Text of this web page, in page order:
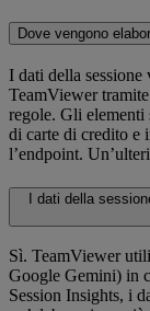
Dove vengono
I dati della
TeamViewer
regole. Gli
di carte di credito e
l’endpoint.
I dati della
Sì. TeamViewer
Google Gemini) in
Session Insights, i